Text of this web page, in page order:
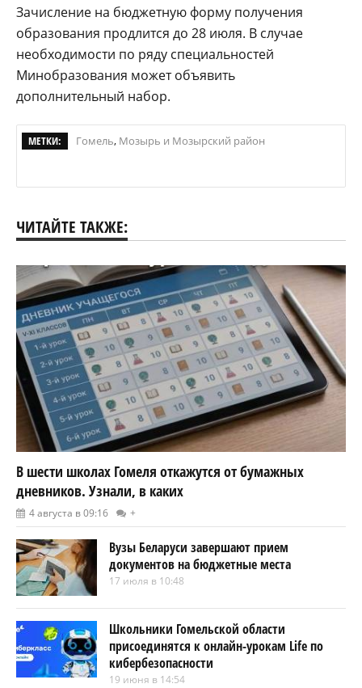
Зачисление на бюджетную форму получения
образования продлится до 28 июля. В случае
необходимости по ряду специальностей
Минобразования может объявить
дополнительный набор.
МЕТКИ: Гомель, Мозырь и Мозырский район
ЧИТАЙТЕ ТАКЖЕ:
В шести школах Гомеля откажутся от бумажных
дневников. Узнали, в каких
4 августа в 09:16 +
Вузы Беларуси завершают прием
документов на бюджетные места
17 июля в 10:48
Школьники Гомельской области
присоединятся к онлайн-урокам Life по
кибербезопасности
19 июня в 14:54